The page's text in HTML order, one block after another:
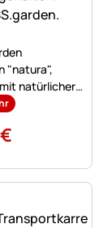
"natura",
natürlicher
€